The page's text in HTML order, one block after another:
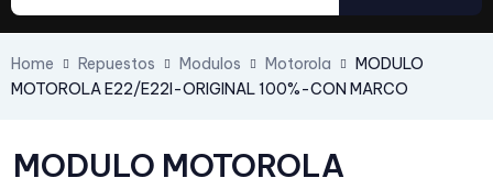
Home Repuestos Modulos Motorola
MODULO
MOTOROLA E22/E22I-ORIGINAL 100%-CON MARCO
MODULO MOTOROLA